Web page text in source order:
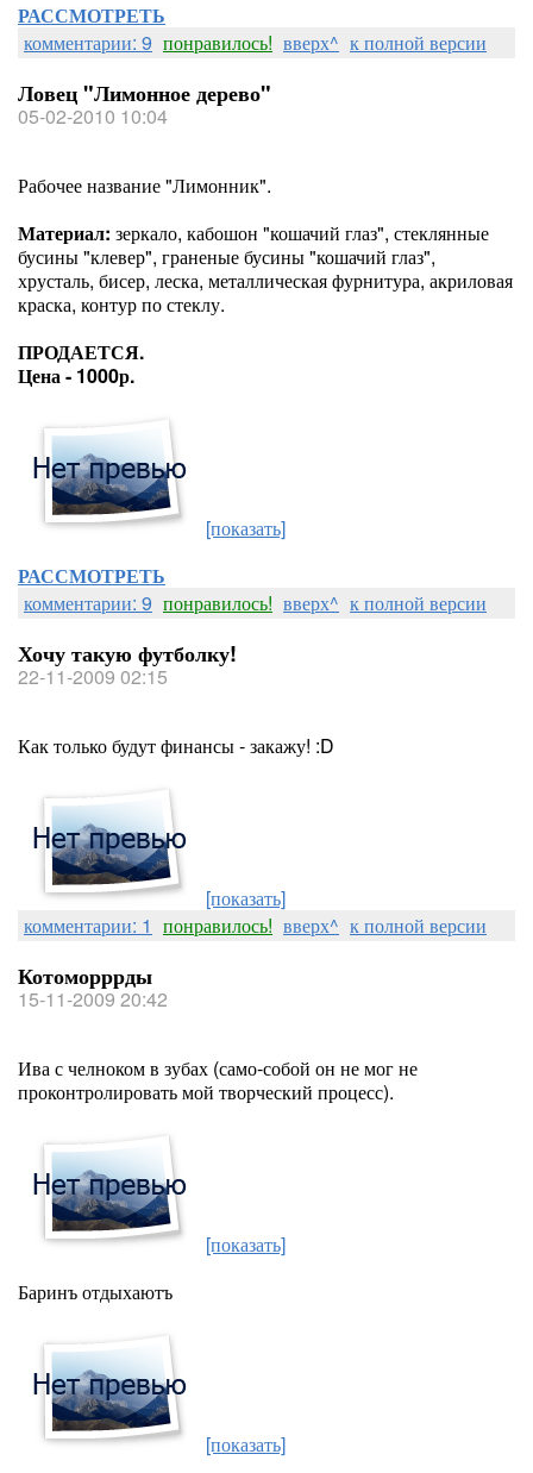
РАССМОТРЕТЬ
комментарии: 9 понравилось! вверх^ к полной версии
Ловец "Лимонное дерево"
05-02-2010 10:04
Рабочее название "Лимонник".
Материал: зеркало, кабошон "кошачий глаз", стеклянные
бусины "клевер", граненые бусины "кошачий глаз",
хрусталь, бисер, леска, металлическая фурнитура, акриловая
краска, контур по стеклу.
ПРОДАЕТСЯ.
Цена - 1000р.
[показать]
РАССМОТРЕТЬ
комментарии: 9 понравилось! вверх^ к полной версии
Хочу такую футболку!
22-11-2009 02:15
Как только будут финансы - закажу! :D
[показать]
комментарии: 1 понравилось! вверх^ к полной версии
Котоморррды
15-11-2009 20:42
Ива с челноком в зубах (само-собой он не мог не
проконтролировать мой творческий процесс).
[показать]
Баринъ отдыхаютъ
[показать]